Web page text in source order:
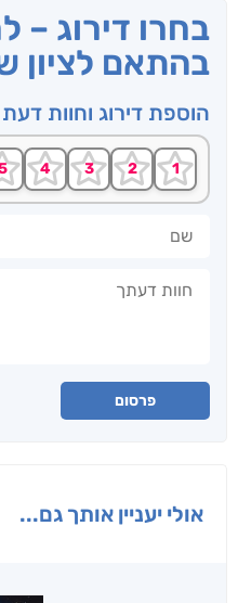
בחרו דירוג –
בהתאם לציון
הוספת דירוג וחוות דעת
פרסום
אולי יעניין אותך גם...